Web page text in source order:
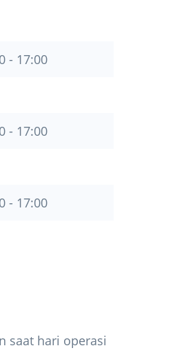
- 17:00
- 17:00
- 17:00
saat hari operasi